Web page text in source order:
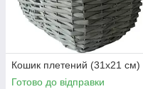
Кошик плетений (31х21 см)
Готово до відправки